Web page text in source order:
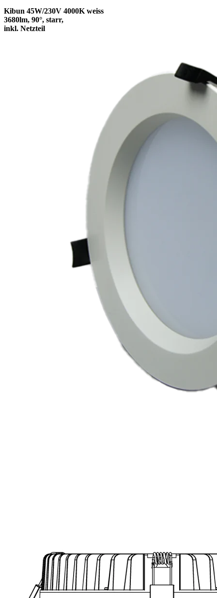
Kibun 45W/230V 4000K weiss
3680lm, 90°, starr,
inkl. Netzteil